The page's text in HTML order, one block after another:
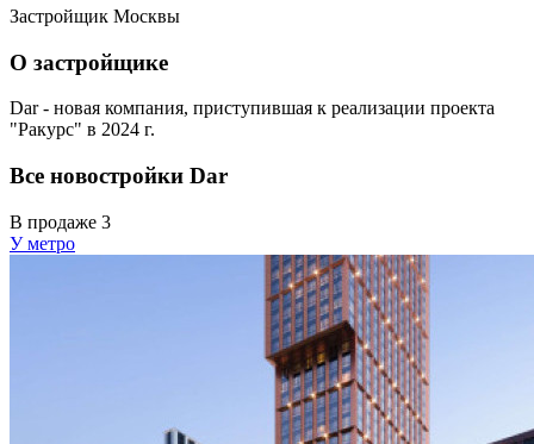
Застройщик Москвы
О застройщике
Dar - новая компания, приступившая к реализации проекта
"Ракурс" в 2024 г.
Все новостройки Dar
В продаже 3
У метро